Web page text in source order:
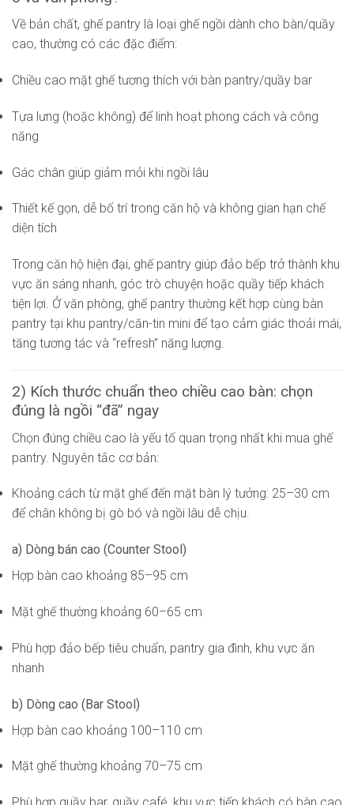
Về bản chất, ghế pantry là loại ghế ngồi dành cho bàn/quầy
cao, thường có các đặc điểm:
Chiều cao mặt ghế tương thích với bàn pantry/quầy bar
Tựa lưng (hoặc không) để linh hoạt phong cách và công
năng
Gác chân giúp giảm mỏi khi ngồi lâu
Thiết kế gọn, dễ bố trí trong căn hộ và không gian hạn chế
diện tích
Trong căn hộ hiện đại, ghế pantry giúp đảo bếp trở thành khu
vực ăn sáng nhanh, góc trò chuyện hoặc quầy tiếp khách
tiện lợi. Ở văn phòng, ghế pantry thường kết hợp cùng bàn
pantry tại khu pantry/căn-tin mini để tạo cảm giác thoải mái,
tăng tương tác và “refresh” năng lượng.
2) Kích thước chuẩn theo chiều cao bàn: chọn
đúng là ngồi “đã” ngay
Chọn đúng chiều cao là yếu tố quan trọng nhất khi mua ghế
pantry. Nguyên tắc cơ bản:
Khoảng cách từ mặt ghế đến mặt bàn lý tưởng: 25–30 cm
để chân không bị gò bó và ngồi lâu dễ chịu.
a) Dòng bán cao (Counter Stool)
Hợp bàn cao khoảng 85–95 cm
Mặt ghế thường khoảng 60–65 cm
Phù hợp đảo bếp tiêu chuẩn, pantry gia đình, khu vực ăn
nhanh
b) Dòng cao (Bar Stool)
Hợp bàn cao khoảng 100–110 cm
Mặt ghế thường khoảng 70–75 cm